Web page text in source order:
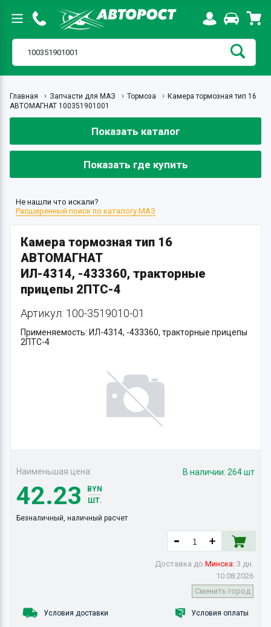
Главная Запчасти для МАЗ Тормоза
Камера тормозная тип 16
АВТОМАГНАТ 100351901001
Показать каталог
Показать где купить
Не нашли что искали?
Расширенный поиск по каталогу МАЗ
Камера тормозная тип 16
АВТОМАГНАТ
ИЛ-4314, -433360, тракторные
прицепы 2ПТС-4
Артикул: 100-3519010-01
Применяемость: ИЛ-4314, -433360, тракторные прицепы
2ПТС-4
В наличии: 264 шт
Доставка до Минска: 3 дн.
10.08.2026
Сменить город
Наименьшая цена:
42.23
BYN
ШТ.
Безналичный, наличный расчет
Условия доставки Условия оплаты